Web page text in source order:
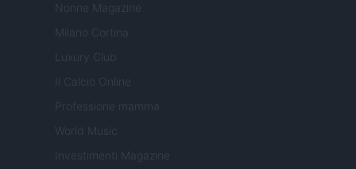
Nonne Magazine
Milano Cortina
Luxury Club
Il Calcio Online
Professione mamma
World Music
Investimenti Magazine